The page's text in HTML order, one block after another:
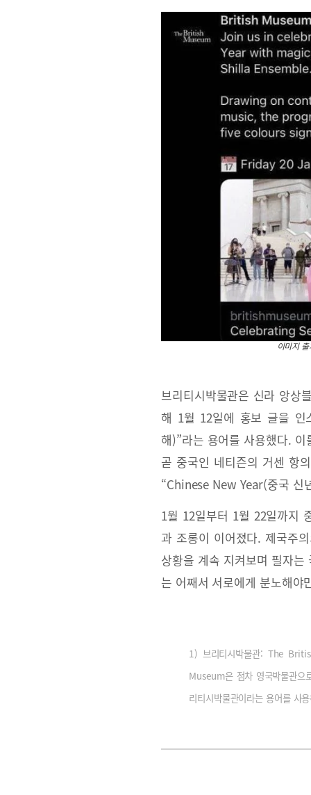
이미지
브리티시박물관은 신라 앙상
해 1월 12일에 홍보 글을
해)”라는 용어를 사용했다.
곧 중국인 네티즌의 거센 항
“Chinese New Year(중국 신
1월 12일부터 1월 22일까지
과 조롱이 이어졌다. 제국주
상황을 계속 지켜보며 필자
는 어째서 서로에게 분노해야
1) 브리티시박물관: The
Museum은 점차 영국박물관으
리티시박물관이라는 용어를 사